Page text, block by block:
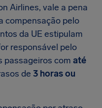
Airlines, vale a pena
compensação pelo
da UE estipulam
responsável pelo
passageiros com até
de 3 horas ou